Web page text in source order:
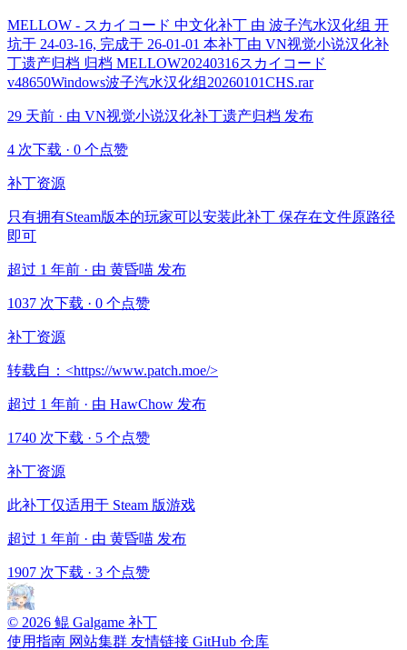
MELLOW - スカイコード 中文化补丁 由 波子汽水汉化组 开
坑于 24-03-16, 完成于 26-01-01 本补丁由 VN视觉小说汉化补
丁遗产归档 归档 MELLOW20240316スカイコード
v48650Windows波子汽水汉化组20260101CHS.rar
29 天前 · 由 VN视觉小说汉化补丁遗产归档 发布
4 次下载 · 0 个点赞
补丁资源
只有拥有Steam版本的玩家可以安装此补丁 保存在文件原路径
即可
超过 1 年前 · 由 黄昏喵 发布
1037 次下载 · 0 个点赞
补丁资源
转载自：<https://www.patch.moe/>
超过 1 年前 · 由 HawChow 发布
1740 次下载 · 5 个点赞
补丁资源
此补丁仅适用于 Steam 版游戏
超过 1 年前 · 由 黄昏喵 发布
1907 次下载 · 3 个点赞
© 2026 鲲 Galgame 补丁
使用指南 网站集群 友情链接 GitHub 仓库